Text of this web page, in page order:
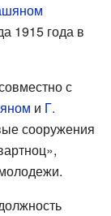
1915 года в
с
и Г.
сооружения